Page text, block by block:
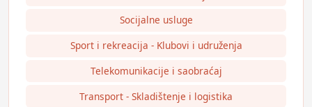
Socijalne usluge
Sport i rekreacija - Klubovi i udruženja
Telekomunikacije i saobraćaj
Transport - Skladištenje i logistika